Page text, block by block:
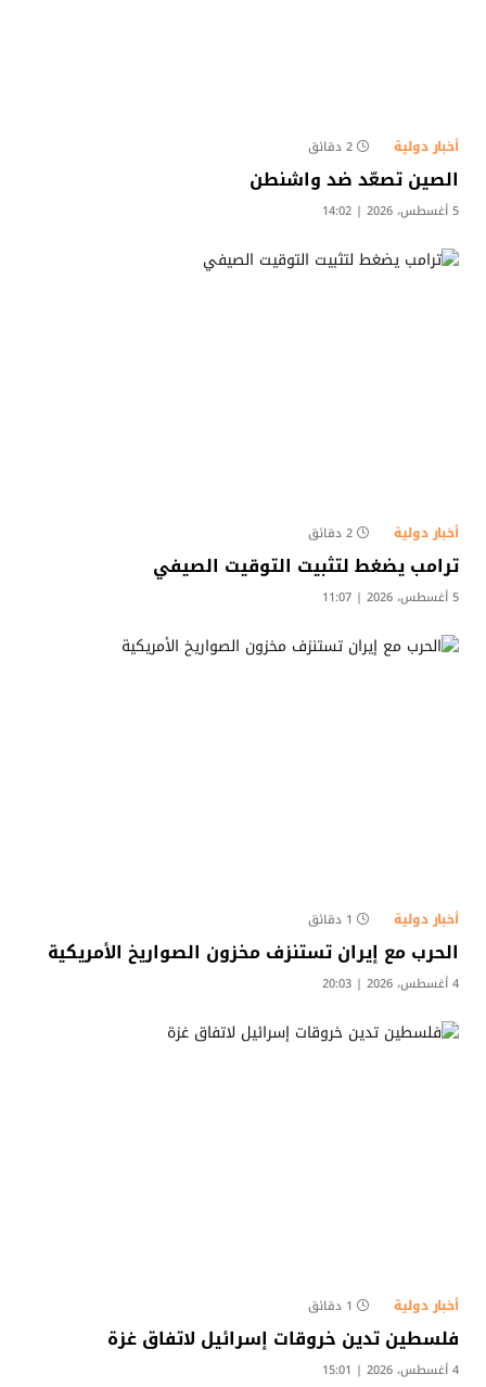
أخبار دولية 2 دقائق
الصين تصعّد ضد واشنطن
5 أغسطس، 2026 | 14:02
أخبار دولية 2 دقائق
ترامب يضغط لتثبيت التوقيت الصيفي
5 أغسطس، 2026 | 11:07
أخبار دولية 1 دقائق
الحرب مع إيران تستنزف مخزون الصواريخ الأمريكية
4 أغسطس، 2026 | 20:03
أخبار دولية 1 دقائق
فلسطين تدين خروقات إسرائيل لاتفاق غزة
4 أغسطس، 2026 | 15:01